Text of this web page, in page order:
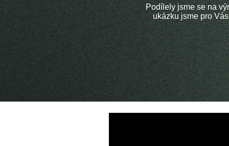
Podílely jsme se na
ukázku jsme pro